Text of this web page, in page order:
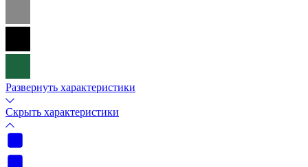
Развернуть характеристики
Скрыть характеристики